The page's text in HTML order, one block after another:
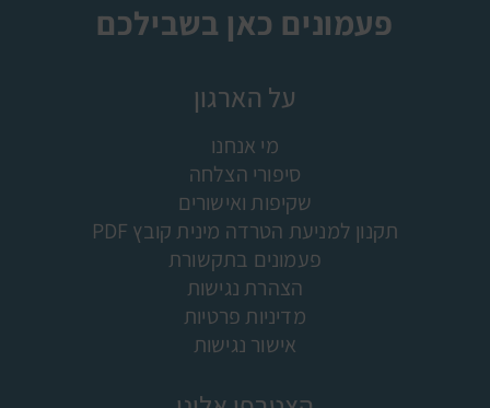
פעמונים כאן בשבילכם
על הארגון
מי אנחנו
סיפורי הצלחה
שקיפות ואישורים
תקנון למניעת הטרדה מינית קובץ PDF
פעמונים בתקשורת
הצהרת נגישות
מדיניות פרטיות
אישור נגישות